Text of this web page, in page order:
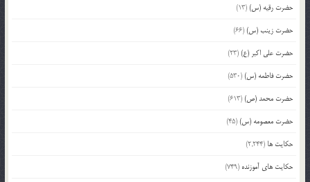
حضرت رقیه (س)(13)
حضرت زینب (س)(66)
حضرت علی اکبر (ع)(23)
حضرت فاطمه (س)(530)
حضرت محمد (ص)(613)
حضرت معصومه (س)(45)
حکایت ها (2,244)
حکایت های آموزنده (749)